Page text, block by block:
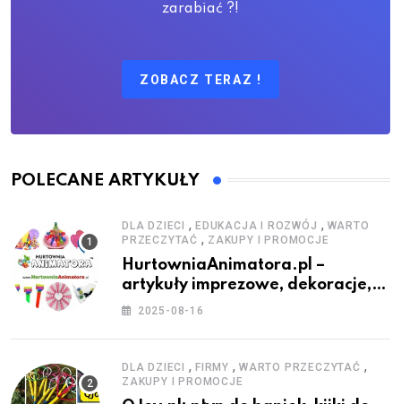
zarabiać ?!
ZOBACZ TERAZ !
POLECANE ARTYKUŁY
DLA DZIECI , EDUKACJA I ROZWÓJ , WARTO
PRZECZYTAĆ , ZAKUPY I PROMOCJE
HurtowniaAnimatora.pl –
artykuły imprezowe, dekoracje,
stroje i akcesoria dla animatorów
2025-08-16
DLA DZIECI , FIRMY , WARTO PRZECZYTAĆ ,
ZAKUPY I PROMOCJE